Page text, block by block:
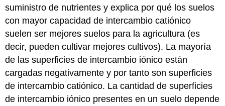
suministro de nutrientes y explica por qué los suelos
con mayor capacidad de intercambio catiónico
suelen ser mejores suelos para la agricultura (es
decir, pueden cultivar mejores cultivos). La mayoría
de las superficies de intercambio iónico están
cargadas negativamente y por tanto son superficies
de intercambio catiónico. La cantidad de superficies
de intercambio iónico presentes en un suelo depende